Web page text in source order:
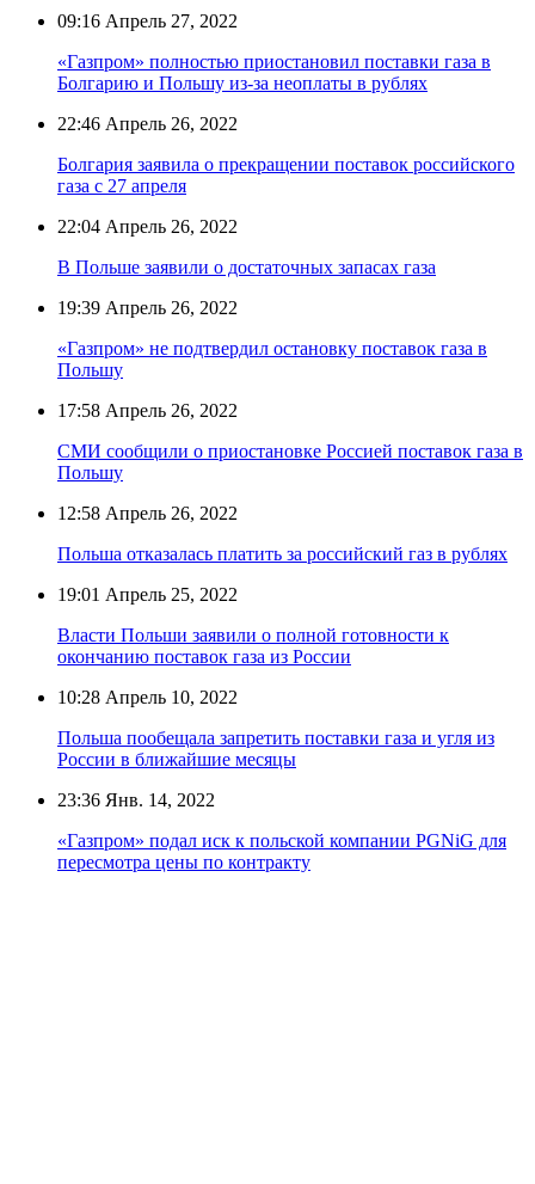
09:16 Апрель 27, 2022
«Газпром» полностью приостановил поставки газа в
Болгарию и Польшу из-за неоплаты в рублях
22:46 Апрель 26, 2022
Болгария заявила о прекращении поставок российского
газа с 27 апреля
22:04 Апрель 26, 2022
В Польше заявили о достаточных запасах газа
19:39 Апрель 26, 2022
«Газпром» не подтвердил остановку поставок газа в
Польшу
17:58 Апрель 26, 2022
СМИ сообщили о приостановке Россией поставок газа в
Польшу
12:58 Апрель 26, 2022
Польша отказалась платить за российский газ в рублях
19:01 Апрель 25, 2022
Власти Польши заявили о полной готовности к
окончанию поставок газа из России
10:28 Апрель 10, 2022
Польша пообещала запретить поставки газа и угля из
России в ближайшие месяцы
23:36 Янв. 14, 2022
«Газпром» подал иск к польской компании PGNiG для
пересмотра цены по контракту